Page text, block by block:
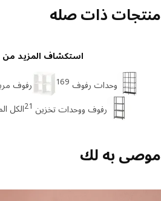
ذات صله
استكشاف المزيد من
وحدات رفوف 169 رفوف مربعة
رفوف ووحدات تخزين 21الكل
به لك